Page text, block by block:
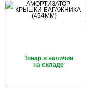
Товар в наличии
на складе